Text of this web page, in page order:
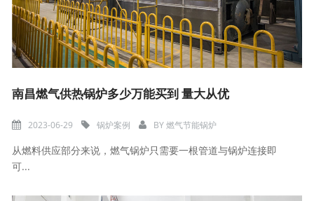
南昌燃气供热锅炉多少万能买到 量大从优
2023-06-29 锅炉案例 BY燃气节能锅炉
从燃料供应部分来说，燃气锅炉只需要一根管道与锅炉连接即
可...